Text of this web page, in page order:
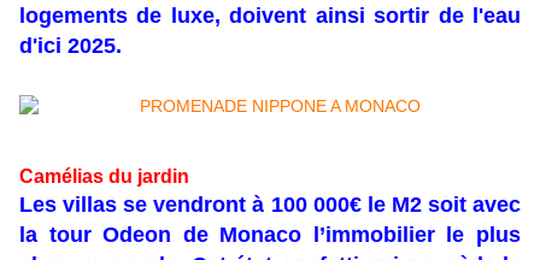
logements de luxe, doivent ainsi sortir de l'eau
d'ici 2025.
Camélias du jardin
Les villas se vendront à 100 000€ le M2 soit avec
la tour Odeon de Monaco l’immobilier le plus